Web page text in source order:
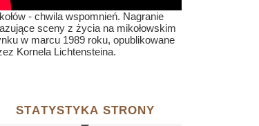
- chwila wspomnień. Nagranie
sceny z życia na mikołowskim
w marcu 1989 roku, opublikowane
Kornela Lichtensteina.
STATYSTYKA STRONY